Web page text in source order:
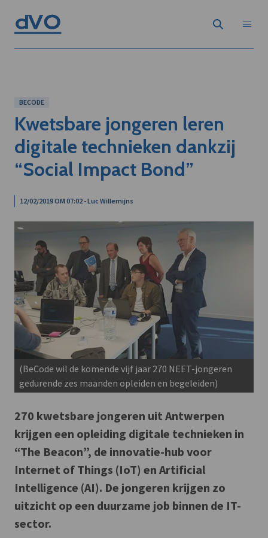
BECODE
Kwetsbare jongeren leren
digitale technieken dankzij
“Social Impact Bond”
12/02/2019 OM 07:02 - Luc Willemijns
(BeCode wil de komende vijf jaar 270 NEET-jongeren
gedurende zes maanden opleiden en begeleiden)
270 kwetsbare jongeren uit Antwerpen
krijgen een opleiding digitale technieken in
“The Beacon”, de innovatie-hub voor
Internet of Things (IoT) en Artificial
Intelligence (AI). De jongeren krijgen zo
uitzicht op een duurzame job binnen de IT-
sector.